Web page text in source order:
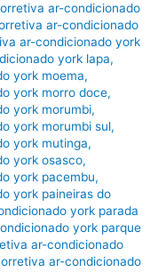
ar-condicionado
ar-condicionado
ar-condicionado york
york lapa,
york moema,
york morro doce,
york morumbi,
york morumbi sul,
york mutinga,
york osasco,
york pacembu,
york paineiras do
york parada
york parque
ar-condicionado
ar-condicionado